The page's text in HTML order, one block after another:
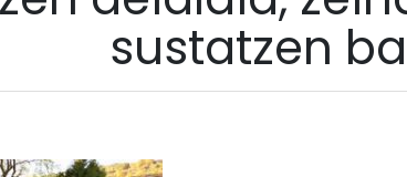
sustatzen